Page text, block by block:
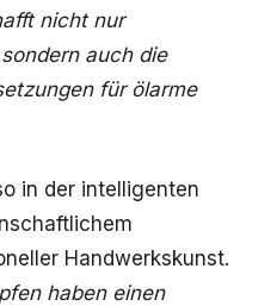
nicht nur
auch die
für ölarme
in der intelligenten
Handwerkskunst.
haben einen